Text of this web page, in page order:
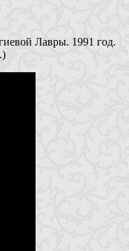
Лавры. 1991 год.